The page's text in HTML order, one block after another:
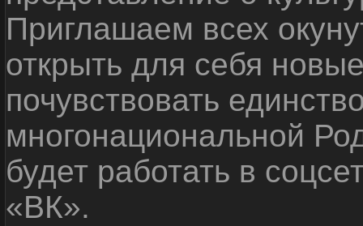
Приглашаем всех
открыть для себя
почувствовать
многонациональной
будет работать в
«ВК».